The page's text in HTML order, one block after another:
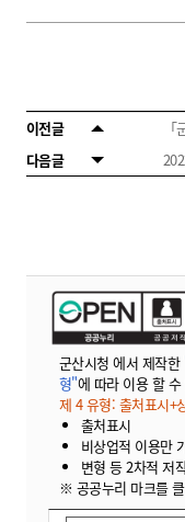
이전글
다음글
군산시청 에서 제작한
형"에 따라 이용 할
제 4 유형: 출처표시+
출처표시
비상업적 이용만
변형 등 2차적 저
※ 공공누리 마크를